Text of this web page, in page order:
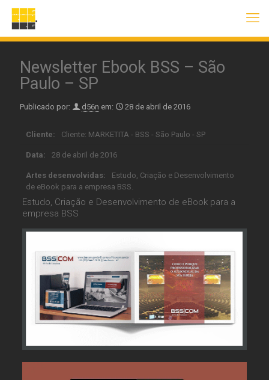
Newsletter Ebook BSS – São
Paulo – SP
Publicado por: d56n em: 28 de abril de 2016
Cliente: Cliente: MARKETITA - BSS - São Paulo - SP
Data: 28 de abril de 2016
Artes desenvolvidas:
Estudo, Criação e Desenvolvimento
de eBook para a empresa BSS.
Estudo, Criação e Desenvolvimento de eBook para a
empresa BSS